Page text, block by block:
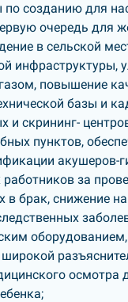
по созданию для
очередь для
в сельской
инфраструктуры,
повышение
базы и
и скрининг-
пунктов,
акушеров-
за
брак, снижение
осмотра